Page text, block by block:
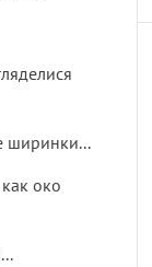
ширинки...
око